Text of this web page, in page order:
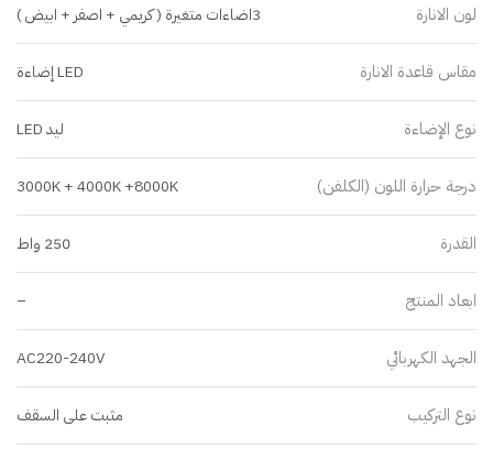
لون الانارة 3اضاءات متغيرة ( كريمي + اصفر + ابيض )
مقاس قاعدة الانارة LED إضاءة
نوع الإضاءة ليد LED
درجة حرارة اللون (الكلفن) 3000K + 4000K +8000K
القدرة 250 واط
ابعاد المنتج –
الجهد الكهربائي AC220-240V
نوع التركيب مثبت على السقف